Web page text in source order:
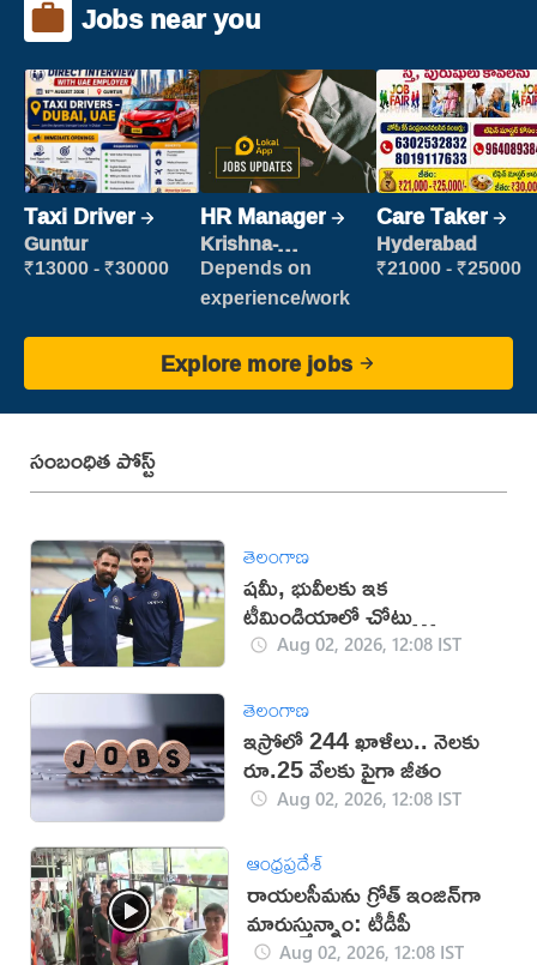
Jobs near you
Taxi Driver
Guntur
₹13000 - ₹30000
HR Manager
Krishna-
vijayawada
Depends on
experience/work
Care Taker
Hyderabad
₹21000 - ₹25000
Explore more jobs
సంబంధిత పోస్ట్
తెలంగాణ
షమీ, భువీలకు ఇక
టీమిండియాలో చోటు
కష్టమేనా?
Aug 02, 2026, 12:08 IST
తెలంగాణ
ఇస్రోలో 244 ఖాళీలు.. నెలకు
రూ.25 వేలకు పైగా జీతం
Aug 02, 2026, 12:08 IST
ఆంధ్రప్రదేశ్
రాయలసీమను గ్రోత్ ఇంజిన్‌గా
మారుస్తున్నాం: టీడీపీ
Aug 02, 2026, 12:08 IST